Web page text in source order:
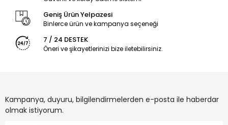
Geniş Ürün Yelpazesi
Binlerce ürün ve kampanya seçeneği
7 / 24 DESTEK
Öneri ve şikayetlerinizi bize iletebilirsiniz.
Kampanya, duyuru, bilgilendirmelerden e-posta ile haberdar
olmak istiyorum.